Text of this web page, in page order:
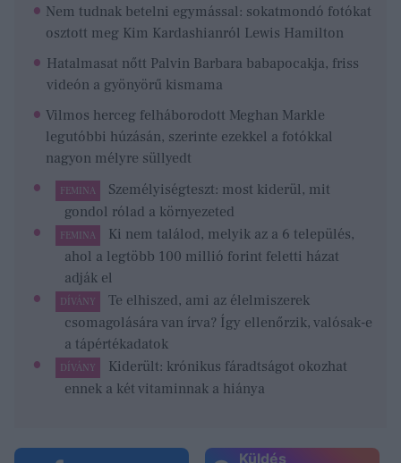
Nem tudnak betelni egymással: sokatmondó fotókat
osztott meg Kim Kardashianról Lewis Hamilton
Hatalmasat nőtt Palvin Barbara babapocakja, friss
videón a gyönyörű kismama
Vilmos herceg felháborodott Meghan Markle
legutóbbi húzásán, szerinte ezekkel a fotókkal
nagyon mélyre süllyedt
FEMINA
Személyiségteszt: most kiderül, mit
gondol rólad a környezeted
FEMINA
Ki nem találod, melyik az a 6 település,
ahol a legtöbb 100 millió forint feletti házat
adják el
DÍVÁNY
Te elhiszed, ami az élelmiszerek
csomagolására van írva? Így ellenőrzik, valósak-e
a tápértékadatok
DÍVÁNY
Kiderült: krónikus fáradtságot okozhat
ennek a két vitaminnak a hiánya
Küldés